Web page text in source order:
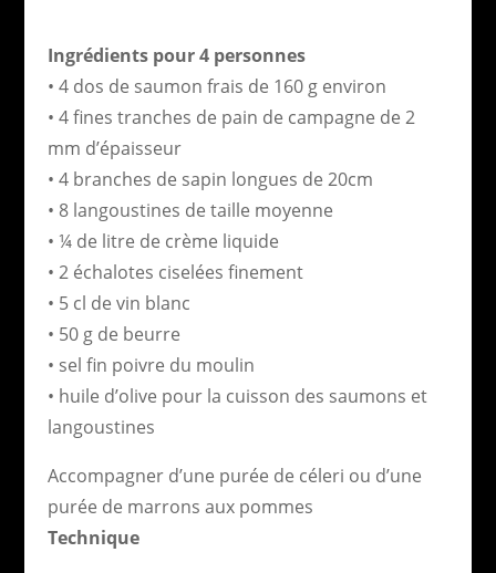
Ingrédients pour 4 personnes
• 4 dos de saumon frais de 160 g environ
• 4 fines tranches de pain de campagne de 2
mm d’épaisseur
• 4 branches de sapin longues de 20cm
• 8 langoustines de taille moyenne
• ¼ de litre de crème liquide
• 2 échalotes ciselées finement
• 5 cl de vin blanc
• 50 g de beurre
• sel fin poivre du moulin
• huile d’olive pour la cuisson des saumons et
langoustines
Accompagner d’une purée de céleri ou d’une
purée de marrons aux pommes
Technique